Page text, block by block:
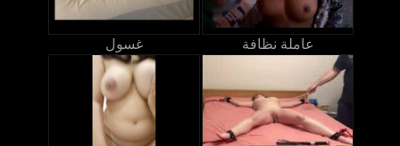
غسول عاملة نظافة